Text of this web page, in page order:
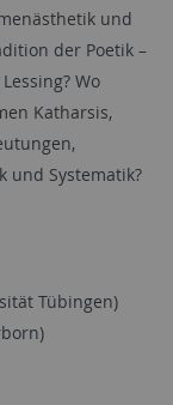
und
der Poetik –
Wo
Katharsis,
und Systematik?
Tübingen)